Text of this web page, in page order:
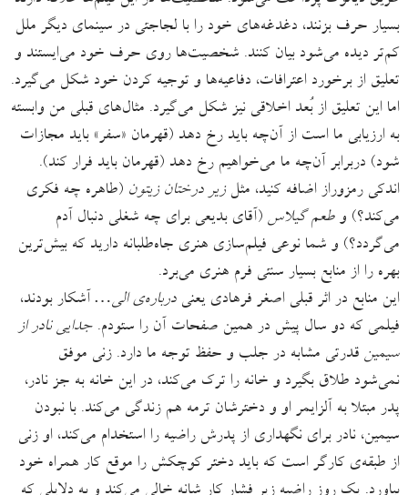
بسیار حرف بزنند، دغدغه‌های خود را با لجاجتی در سینمای دیگر ملل
کم‌تر دیده می‌شود بیان کنند. شخصیت‌ها روی حرف خود می‌ایستند و
تعلیق از برخورد اعترافات، دفاعیه‌ها و توجیه کردن خود شکل می‌گیرد.
اما این تعلیق از بُعد اخلاقی نیز شکل می‌گیرد. مثال‌های قبلی من وابسته
به ارزیابی ما است از آن‌چه باید رخ دهد (قهرمان «سفر» باید مجازات
شود) دربرابر آن‌چه ما می‌خواهیم رخ دهد (قهرمان باید فرار کند).
اندکی رمزوراز اضافه کنید، مثلزیر درختان زیتون (طاهره چه فکری
می‌کند؟) وطعم گیلاس (آقای بدیعی برای چه شغلی دنبال آدم
می‌گردد؟) و شما نوعی فیلم‌سازی هنری جاه‌طلبانه دارید که بیش‌ترین
بهره را از منابع بسیار سنتی فرم هنری می‌برد.
این منابع در اثر قبلی اصغر فرهادی یعنیدرباره‌ی الی… آشکار بودند،
فیلمی که دو سال پیش در همین صفحات آن را ستودم.جدایی نادر از
سیمین قدرتی مشابه در جلب و حفظ توجه ما دارد. زنی موفق
نمی‌شود طلاق بگیرد و خانه را ترک می‌کند، در این خانه به جز نادر،
پدر مبتلا به آلزایمر او و دخترشان ترمه هم زندگی می‌کند. با نبودن
سیمین، نادر برای نگهداری از پدرش راضیه را استخدام می‌کند، او زنی
از طبقه‌ی کارگر است که باید دختر کوچکش را موقع کار همراه خود
بیاورد. یک روز راضیه زیر فشار کار شانه خالی می‌کند و به دلایلی که